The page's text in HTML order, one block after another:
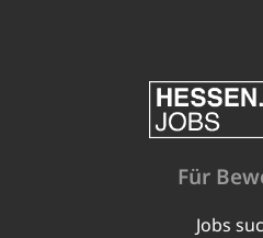
Für
Jobs